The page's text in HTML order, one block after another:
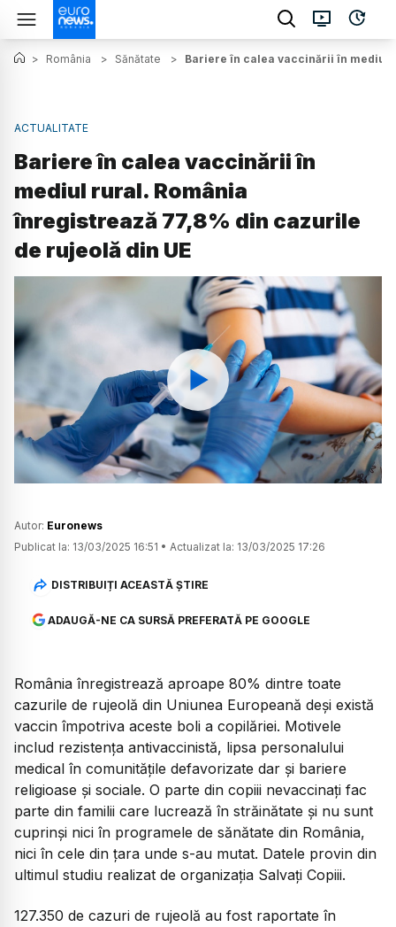
> România > Sănătate > Bariere în calea vaccinării în mediul
ACTUALITATE
Bariere în calea vaccinării în
mediul rural. România
înregistrează 77,8% din cazurile
de rujeolă din UE
Watch
Autor: Euronews
Publicat la: 13/03/2025 16:51 • Actualizat la: 13/03/2025 17:26
DISTRIBUIȚI ACEASTĂ ȘTIRE
ADAUGĂ-NE CA SURSĂ PREFERATĂ PE GOOGLE
România înregistrează aproape 80% dintre toate
cazurile de rujeolă din Uniunea Europeană deși există
vaccin împotriva aceste boli a copilăriei. Motivele
includ rezistența antivaccinistă, lipsa personalului
medical în comunitățile defavorizate dar și bariere
religioase și sociale. O parte din copiii nevaccinați fac
parte din familii care lucrează în străinătate și nu sunt
cuprinși nici în programele de sănătate din România,
nici în cele din țara unde s-au mutat. Datele provin din
ultimul studiu realizat de organizația Salvați Copiii.
127.350 de cazuri de rujeolă au fost raportate în